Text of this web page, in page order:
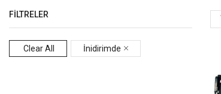
FILTRELER
Clear All İnidirimde